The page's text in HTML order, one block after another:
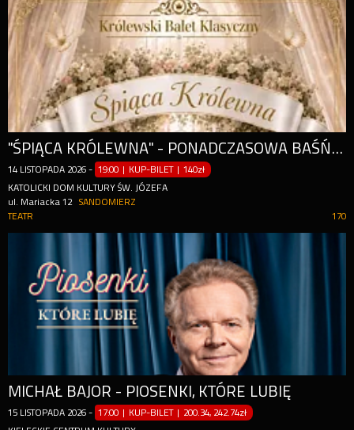
"ŚPIĄCA KRÓLEWNA" - PONADCZASOWA BAŚŃ OPOWIEDZIANA JĘZYKIEM BALETU
14 LISTOPADA 2026 - 19:00 | KUP-BILET |140zł
KATOLICKI DOM KULTURY ŚW. JÓZEFA
ul. Mariacka 12
SANDOMIERZ
170
TEATR
MICHAŁ BAJOR - PIOSENKI, KTÓRE LUBIĘ
15 LISTOPADA 2026 - 17:00 | KUP-BILET | 200.34, 242.74zł